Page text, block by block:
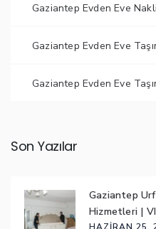
Gaziantep Evden Eve
Gaziantep Evden Eve
Gaziantep Evden Eve
Son Yazılar
Gaziantep
Hizmetleri |
HAZIRAN 25,